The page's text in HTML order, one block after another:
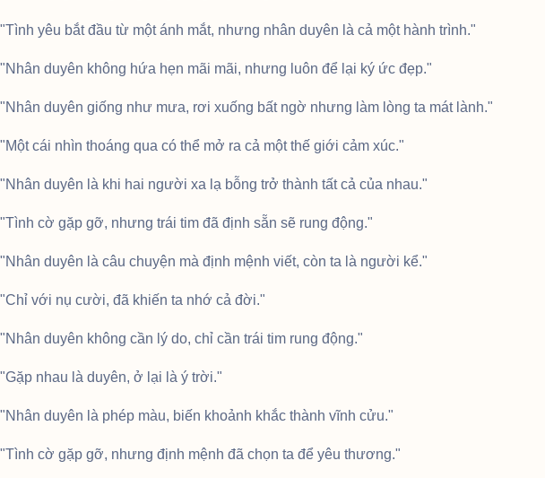
"Tình yêu bắt đầu từ một ánh mắt, nhưng nhân duyên là cả một hành trình."
"Nhân duyên không hứa hẹn mãi mãi, nhưng luôn để lại ký ức đẹp."
"Nhân duyên giống như mưa, rơi xuống bất ngờ nhưng làm lòng ta mát lành."
"Một cái nhìn thoáng qua có thể mở ra cả một thế giới cảm xúc."
"Nhân duyên là khi hai người xa lạ bỗng trở thành tất cả của nhau."
"Tình cờ gặp gỡ, nhưng trái tim đã định sẵn sẽ rung động."
"Nhân duyên là câu chuyện mà định mệnh viết, còn ta là người kể."
"Chỉ với nụ cười, đã khiến ta nhớ cả đời."
"Nhân duyên không cần lý do, chỉ cần trái tim rung động."
"Gặp nhau là duyên, ở lại là ý trời."
"Nhân duyên là phép màu, biến khoảnh khắc thành vĩnh cửu."
"Tình cờ gặp gỡ, nhưng định mệnh đã chọn ta để yêu thương."